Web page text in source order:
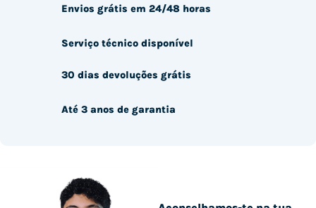
Envios grátis em 24/48 horas
Serviço técnico disponível
30 dias devoluções grátis
Até 3 anos de garantia